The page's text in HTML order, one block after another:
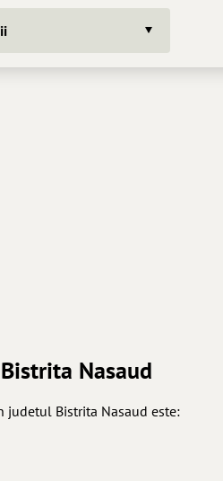
Nasaud
judetul Bistrita Nasaud este: